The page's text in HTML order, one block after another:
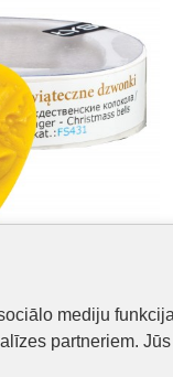
mediju
partneriem.